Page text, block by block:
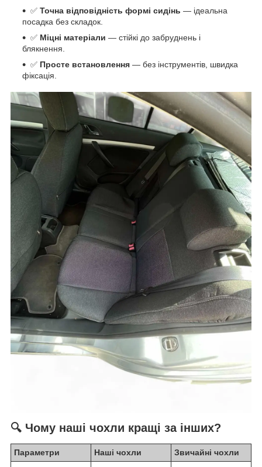
✅ Точна відповідність формі сидінь — ідеальна
посадка без складок.
✅ Міцні матеріали — стійкі до забруднень і
блякнення.
✅ Просте встановлення — без інструментів, швидка
фіксація.
🔍 Чому наші чохли кращі за інших?
Параметри Наші чохли
Звичайні чохли